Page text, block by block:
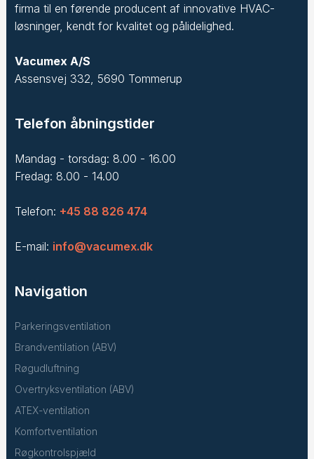
firma til en førende producent af innovative HVAC-
løsninger, kendt for kvalitet og pålidelighed.
Vacumex A/S
Assensvej 332, 5690 Tommerup
Telefon åbningstider
Mandag - torsdag: 8.00 - 16.00
Fredag: 8.00 - 14.00
Telefon: +45 88 826 474
E-mail: info@vacumex.dk
Navigation
Parkeringsventilation
Brandventilation (ABV)
Røgudluftning
Overtryksventilation (ABV)
ATEX-ventilation
Komfortventilation
Røgkontrolspjæld